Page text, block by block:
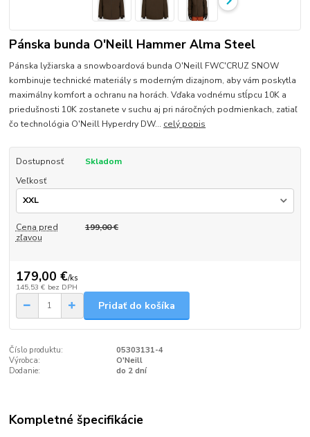
Pánska bunda O'Neill Hammer Alma Steel
Pánska lyžiarska a snowboardová bunda O'Neill FWC'CRUZ SNOW
kombinuje technické materiály s moderným dizajnom, aby vám poskytla
maximálny komfort a ochranu na horách. Vďaka vodnému stĺpcu 10K a
priedušnosti 10K zostanete v suchu aj pri náročných podmienkach, zatiaľ
čo technológia O'Neill Hyperdry DW... celý popis
Dostupnosť
Skladom
Veľkosť
Cena pred
zľavou
199,00 €
179,00 €/ks
145,53 € bez DPH
Pridať do košíka
Číslo produktu:
05303131-4
Výrobca:
O'Neill
Dodanie:
do 2 dní
Kompletné špecifikácie